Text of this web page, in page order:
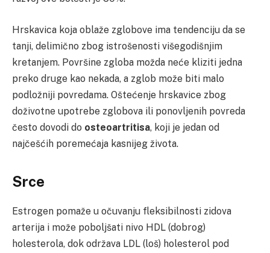
Hrskavica koja oblaže zglobove ima tendenciju da se
tanji, delimično zbog istrošenosti višegodišnjim
kretanjem. Površine zgloba možda neće kliziti jedna
preko druge kao nekada, a zglob može biti malo
podložniji povredama. Oštećenje hrskavice zbog
doživotne upotrebe zglobova ili ponovljenih povreda
često dovodi do osteoartritisa, koji je jedan od
najčešćih poremećaja kasnijeg života.
Srce
Estrogen pomaže u očuvanju fleksibilnosti zidova
arterija i može poboljšati nivo HDL (dobrog)
holesterola, dok održava LDL (loš) holesterol pod